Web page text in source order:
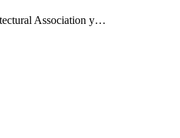
Association y…